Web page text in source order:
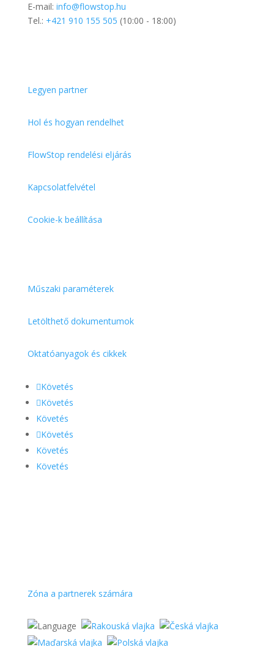
E-mail: info@flowstop.hu
Tel.: +421 910 155 505 (10:00 - 18:00)
Legyen partner
Hol és hogyan rendelhet
FlowStop rendelési eljárás
Kapcsolatfelvétel
Cookie-k beállítása
Műszaki paraméterek
Letölthető dokumentumok
Oktatóanyagok és cikkek
Követés
Követés
Követés
Követés
Követés
Követés
Zóna a partnerek számára